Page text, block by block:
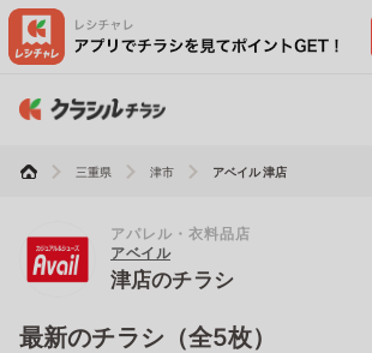
三重県 津市 アベイル 津店
アパレル・衣料品店
アベイル
津店のチラシ
最新のチラシ（全5枚）